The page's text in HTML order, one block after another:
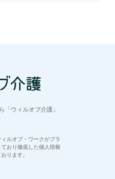
「ウィルオブ介護」
ルオブ・ワークがプラ
おり徹底した個人情報
ります。